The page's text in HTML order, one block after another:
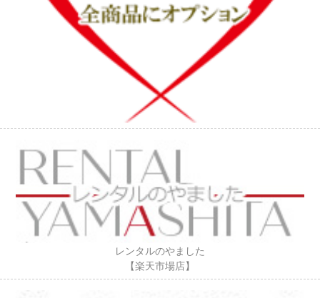
レンタルのやました
【楽天市場店】